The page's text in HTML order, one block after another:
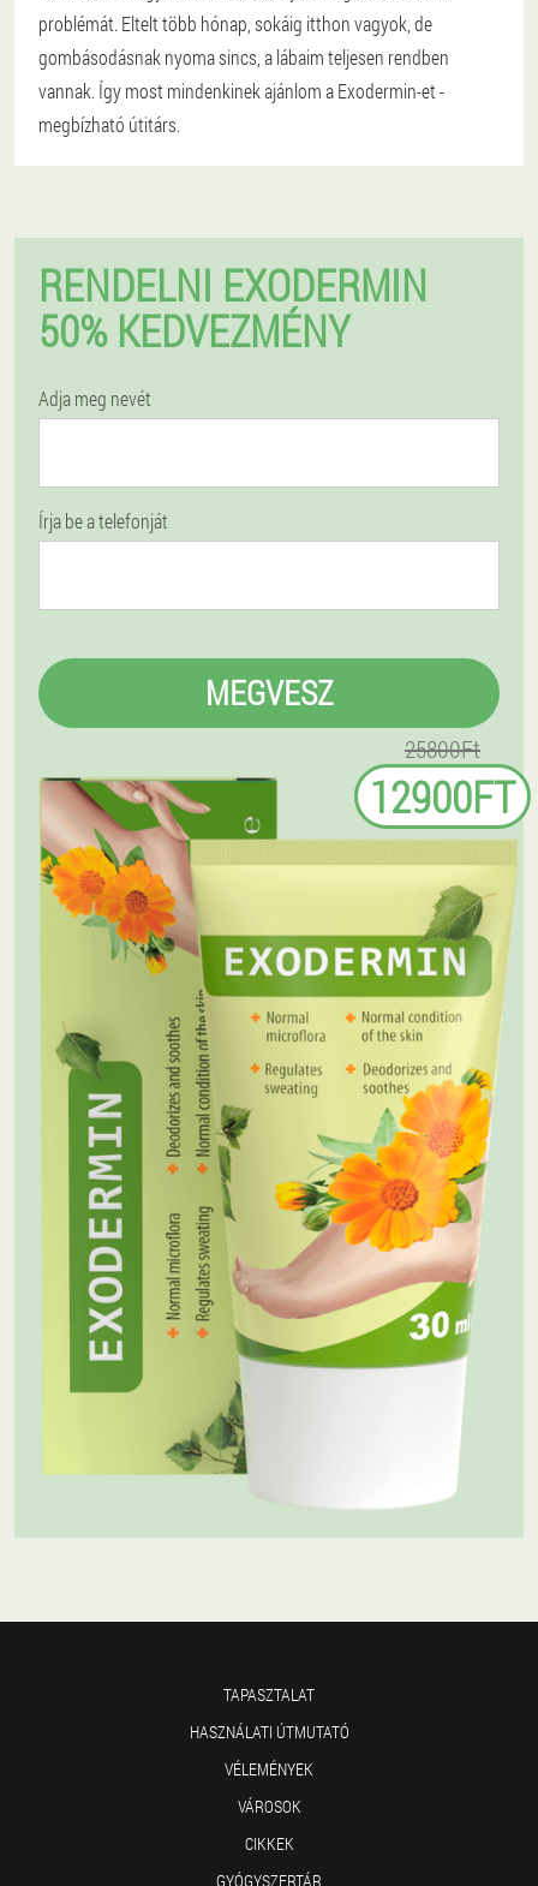
problémát. Eltelt több hónap, sokáig itthon vagyok, de
gombásodásnak nyoma sincs, a lábaim teljesen rendben
vannak. Így most mindenkinek ajánlom a Exodermin-et -
megbízható útitárs.
RENDELNI EXODERMIN
50% KEDVEZMÉNY
Adja meg nevét
Írja be a telefonját
MEGVESZ
25800Ft
12900FT
TAPASZTALAT
HASZNÁLATI ÚTMUTATÓ
VÉLEMÉNYEK
VÁROSOK
CIKKEK
GYÓGYSZERTÁR